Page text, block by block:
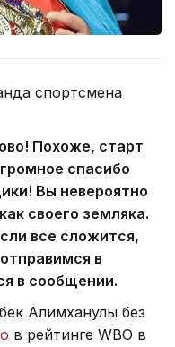
спортсмена
Похоже, старт
спасибо
Вы невероятно
своего земляка.
все сложится,
в
в сообщении.
Алимханулы без
в рейтинге WBO в